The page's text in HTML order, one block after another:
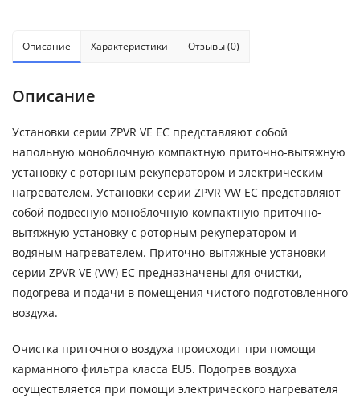
Описание Характеристики Отзывы (0)
Описание
Установки серии ZPVR VE EC представляют собой
напольную моноблочную компактную приточно-вытяжную
установку с роторным рекуператором и электрическим
нагревателем. Установки серии ZPVR VW EC представляют
собой подвесную моноблочную компактную приточно-
вытяжную установку с роторным рекуператором и
водяным нагревателем. Приточно-вытяжные установки
серии ZPVR VE (VW) EC предназначены для очистки,
подогрева и подачи в помещения чистого подготовленного
воздуха.
Очистка приточного воздуха происходит при помощи
карманного фильтра класса EU5. Подогрев воздуха
осуществляется при помощи электрического нагревателя